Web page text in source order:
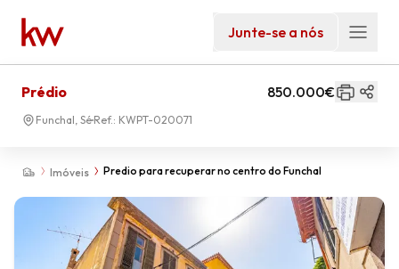
Junte-se a nós
Imóveis Predio para recuperar no centro do Funchal
Prédio 850.000€
Funchal, Sé Ref.: KWPT-020071